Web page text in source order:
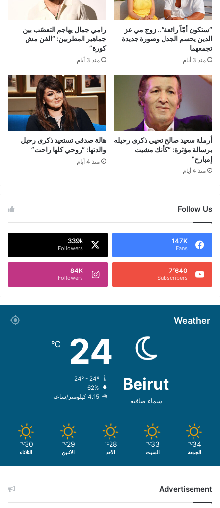
“ستكون أمّاً رائعة”.. زوج مي عز
الدين يحسم الجدل وصورة جديدة
تجمعهما
منذ 3 أيام
رامي جمال يهاجم التعصّب بين
جماهير المطربين: “الفن مش
كورة”
منذ 3 أيام
أرملة سعيد صالح تحيي ذكرى رحيله
برسالة مؤثرة: “كأنك مشيت
إمبارح”
منذ 4 أيام
هالة صدقي تستعيد ذكرى رحيل
والدتها: “روحي كلها راحت”
منذ 4 أيام
Follow Us
147K
Fans
339k
Followers
7٬640
Subscribers
84K
Followers
Weather
Beirut
سماء صافية
24
℃
62%
4.15 كيلومتر/ساعة
34
℃
الجمعة
33
℃
السبت
28
℃
الأحد
29
℃
الأثنين
30
℃
الثلاثاء
Advertisement